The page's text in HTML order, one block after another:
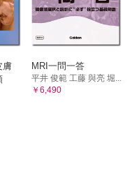
膚
MRI一問一答
平井 俊範 工藤 與亮 堀...
￥6,490